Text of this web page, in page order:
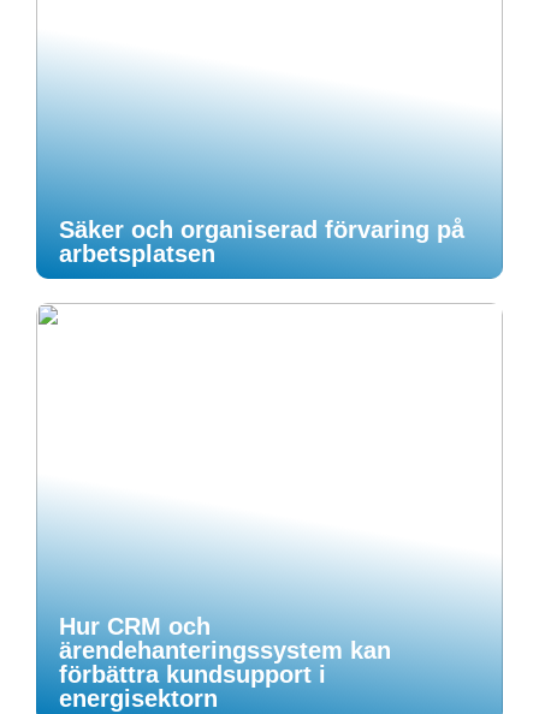
Säker och organiserad förvaring på
arbetsplatsen
Hur CRM och
ärendehanteringssystem kan
förbättra kundsupport i
energisektorn